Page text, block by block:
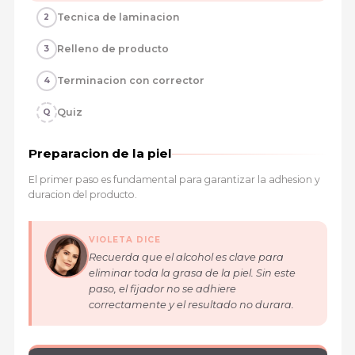
2 Tecnica de laminacion
3 Relleno de producto
4 Terminacion con corrector
Q Quiz
Preparacion de la piel
El primer paso es fundamental para garantizar la adhesion y
duracion del producto.
VIOLETA DICE
Recuerda que el alcohol es clave para
eliminar toda la grasa de la piel. Sin este
paso, el fijador no se adhiere
correctamente y el resultado no durara.